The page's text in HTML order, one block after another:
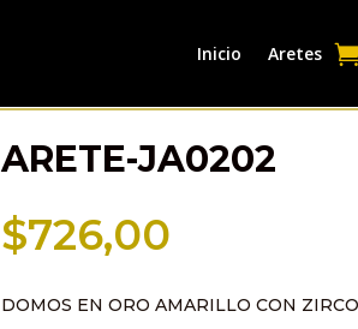
Inicio Aretes
ARETE-JA0202
$726,00
DOMOS EN ORO AMARILLO CON